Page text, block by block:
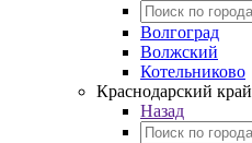
Волгоград
Волжский
Котельниково
Краснодарский край
Назад